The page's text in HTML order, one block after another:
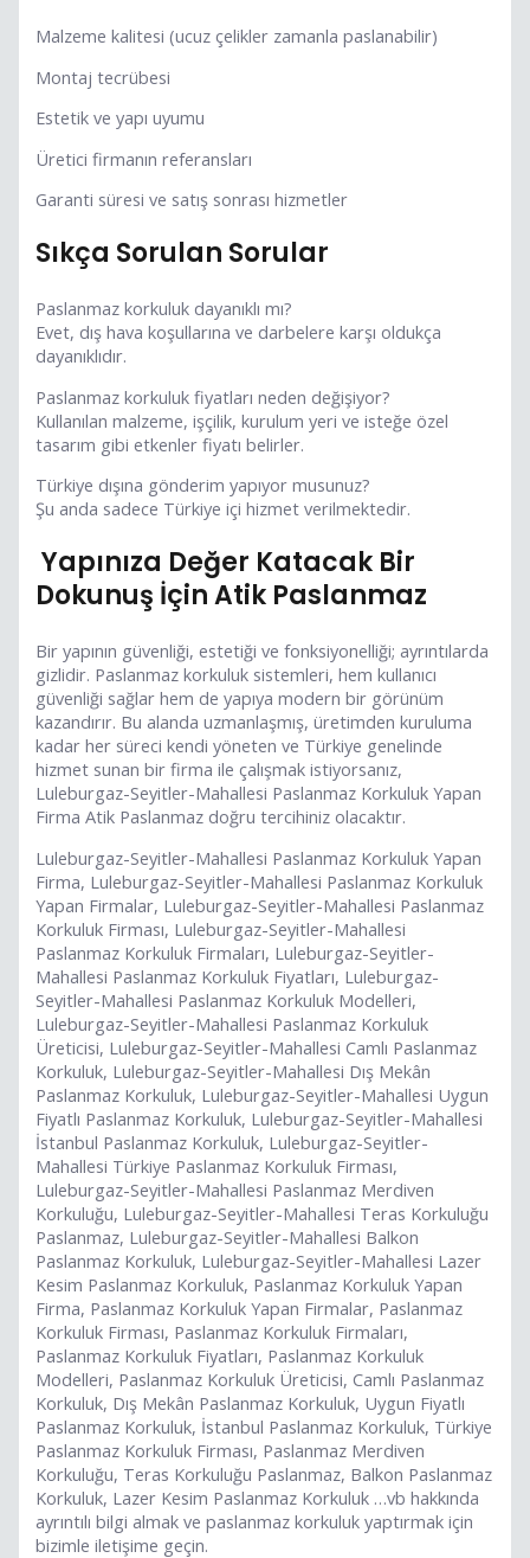
Malzeme kalitesi (ucuz çelikler zamanla paslanabilir)
Montaj tecrübesi
Estetik ve yapı uyumu
Üretici firmanın referansları
Garanti süresi ve satış sonrası hizmetler
Sıkça Sorulan Sorular
Paslanmaz korkuluk dayanıklı mı?
Evet, dış hava koşullarına ve darbelere karşı oldukça
dayanıklıdır.
Paslanmaz korkuluk fiyatları neden değişiyor?
Kullanılan malzeme, işçilik, kurulum yeri ve isteğe özel
tasarım gibi etkenler fiyatı belirler.
Türkiye dışına gönderim yapıyor musunuz?
Şu anda sadece Türkiye içi hizmet verilmektedir.
Yapınıza Değer Katacak Bir
Dokunuş İçin Atik Paslanmaz
Bir yapının güvenliği, estetiği ve fonksiyonelliği; ayrıntılarda
gizlidir. Paslanmaz korkuluk sistemleri, hem kullanıcı
güvenliği sağlar hem de yapıya modern bir görünüm
kazandırır. Bu alanda uzmanlaşmış, üretimden kuruluma
kadar her süreci kendi yöneten ve Türkiye genelinde
hizmet sunan bir firma ile çalışmak istiyorsanız,
Luleburgaz-Seyitler-Mahallesi Paslanmaz Korkuluk Yapan
Firma Atik Paslanmaz doğru tercihiniz olacaktır.
Luleburgaz-Seyitler-Mahallesi Paslanmaz Korkuluk Yapan
Firma, Luleburgaz-Seyitler-Mahallesi Paslanmaz Korkuluk
Yapan Firmalar, Luleburgaz-Seyitler-Mahallesi Paslanmaz
Korkuluk Firması, Luleburgaz-Seyitler-Mahallesi
Paslanmaz Korkuluk Firmaları, Luleburgaz-Seyitler-
Mahallesi Paslanmaz Korkuluk Fiyatları, Luleburgaz-
Seyitler-Mahallesi Paslanmaz Korkuluk Modelleri,
Luleburgaz-Seyitler-Mahallesi Paslanmaz Korkuluk
Üreticisi, Luleburgaz-Seyitler-Mahallesi Camlı Paslanmaz
Korkuluk, Luleburgaz-Seyitler-Mahallesi Dış Mekân
Paslanmaz Korkuluk, Luleburgaz-Seyitler-Mahallesi Uygun
Fiyatlı Paslanmaz Korkuluk, Luleburgaz-Seyitler-Mahallesi
İstanbul Paslanmaz Korkuluk, Luleburgaz-Seyitler-
Mahallesi Türkiye Paslanmaz Korkuluk Firması,
Luleburgaz-Seyitler-Mahallesi Paslanmaz Merdiven
Korkuluğu, Luleburgaz-Seyitler-Mahallesi Teras Korkuluğu
Paslanmaz, Luleburgaz-Seyitler-Mahallesi Balkon
Paslanmaz Korkuluk, Luleburgaz-Seyitler-Mahallesi Lazer
Kesim Paslanmaz Korkuluk, Paslanmaz Korkuluk Yapan
Firma, Paslanmaz Korkuluk Yapan Firmalar, Paslanmaz
Korkuluk Firması, Paslanmaz Korkuluk Firmaları,
Paslanmaz Korkuluk Fiyatları, Paslanmaz Korkuluk
Modelleri, Paslanmaz Korkuluk Üreticisi, Camlı Paslanmaz
Korkuluk, Dış Mekân Paslanmaz Korkuluk, Uygun Fiyatlı
Paslanmaz Korkuluk, İstanbul Paslanmaz Korkuluk, Türkiye
Paslanmaz Korkuluk Firması, Paslanmaz Merdiven
Korkuluğu, Teras Korkuluğu Paslanmaz, Balkon Paslanmaz
Korkuluk, Lazer Kesim Paslanmaz Korkuluk …vb hakkında
ayrıntılı bilgi almak ve paslanmaz korkuluk yaptırmak için
bizimle iletişime geçin.